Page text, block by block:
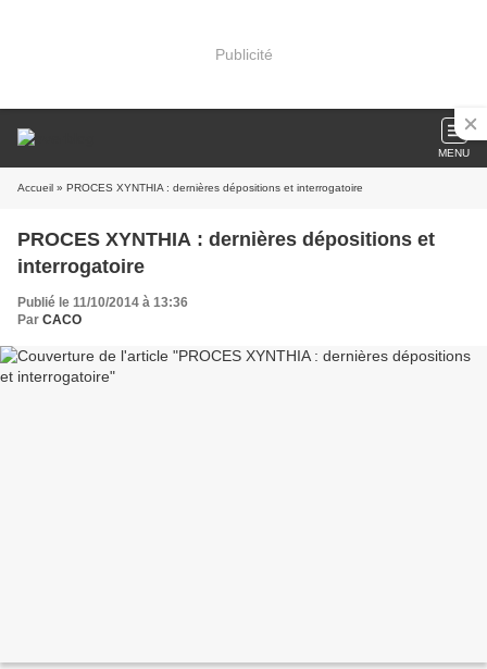
Publicité
MENU
Accueil » PROCES XYNTHIA : dernières dépositions et interrogatoire
PROCES XYNTHIA : dernières dépositions et
interrogatoire
Publié le 11/10/2014 à 13:36
Par CACO